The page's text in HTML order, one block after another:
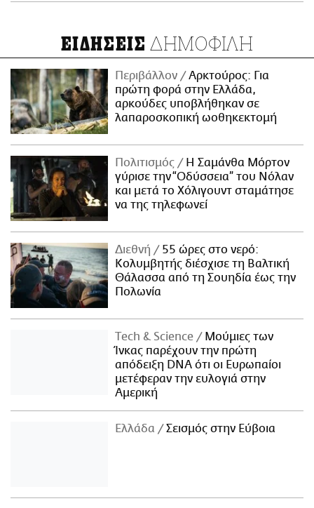
ΕΙΔΗΣΕΙΣ ΔΗΜΟΦΙΛΗ
Περιβάλλον
Αρκτούρος: Για
πρώτη φορά στην Ελλάδα,
αρκούδες υποβλήθηκαν σε
λαπαροσκοπική ωοθηκεκτομή
Πολιτισμός
Η Σαμάνθα Μόρτον
γύρισε την “Οδύσσεια” του Νόλαν
και μετά το Χόλιγουντ σταμάτησε
να της τηλεφωνεί
Διεθνή
55 ώρες στο νερό:
Κολυμβητής διέσχισε τη Βαλτική
Θάλασσα από τη Σουηδία έως την
Πολωνία
Τech & Science
Μούμιες των
Ίνκας παρέχουν την πρώτη
απόδειξη DNA ότι οι Ευρωπαίοι
μετέφεραν την ευλογιά στην
Αμερική
Ελλάδα Σεισμός στην Εύβοια